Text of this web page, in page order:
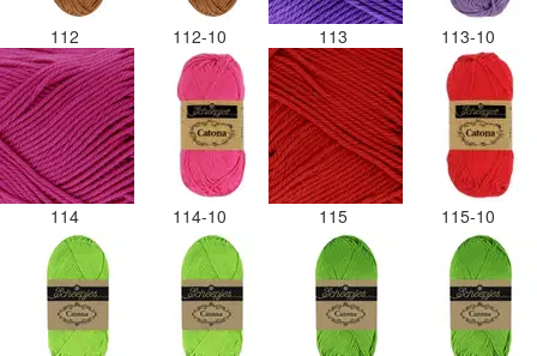
112 112-10 113 113-10
114 114-10 115 115-10